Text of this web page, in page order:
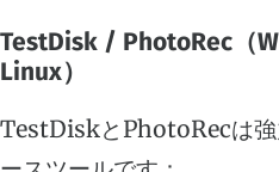
TestDisk / PhotoRec（
Linux）
TestDiskとPhotoRecは強